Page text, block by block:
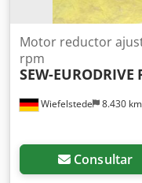
Wiefelstede 8.430 km
Motor reductor
rpm
SEW-EURODRIVE
Consultar